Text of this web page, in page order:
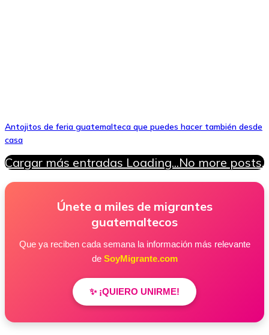
Antojitos de feria guatemalteca que puedes hacer también desde
casa
Cargar más entradas Loading...No more posts.
Únete a miles de migrantes
guatemaltecos
Que ya reciben cada semana la información más relevante
de SoyMigrante.com
✨ ¡QUIERO UNIRME!